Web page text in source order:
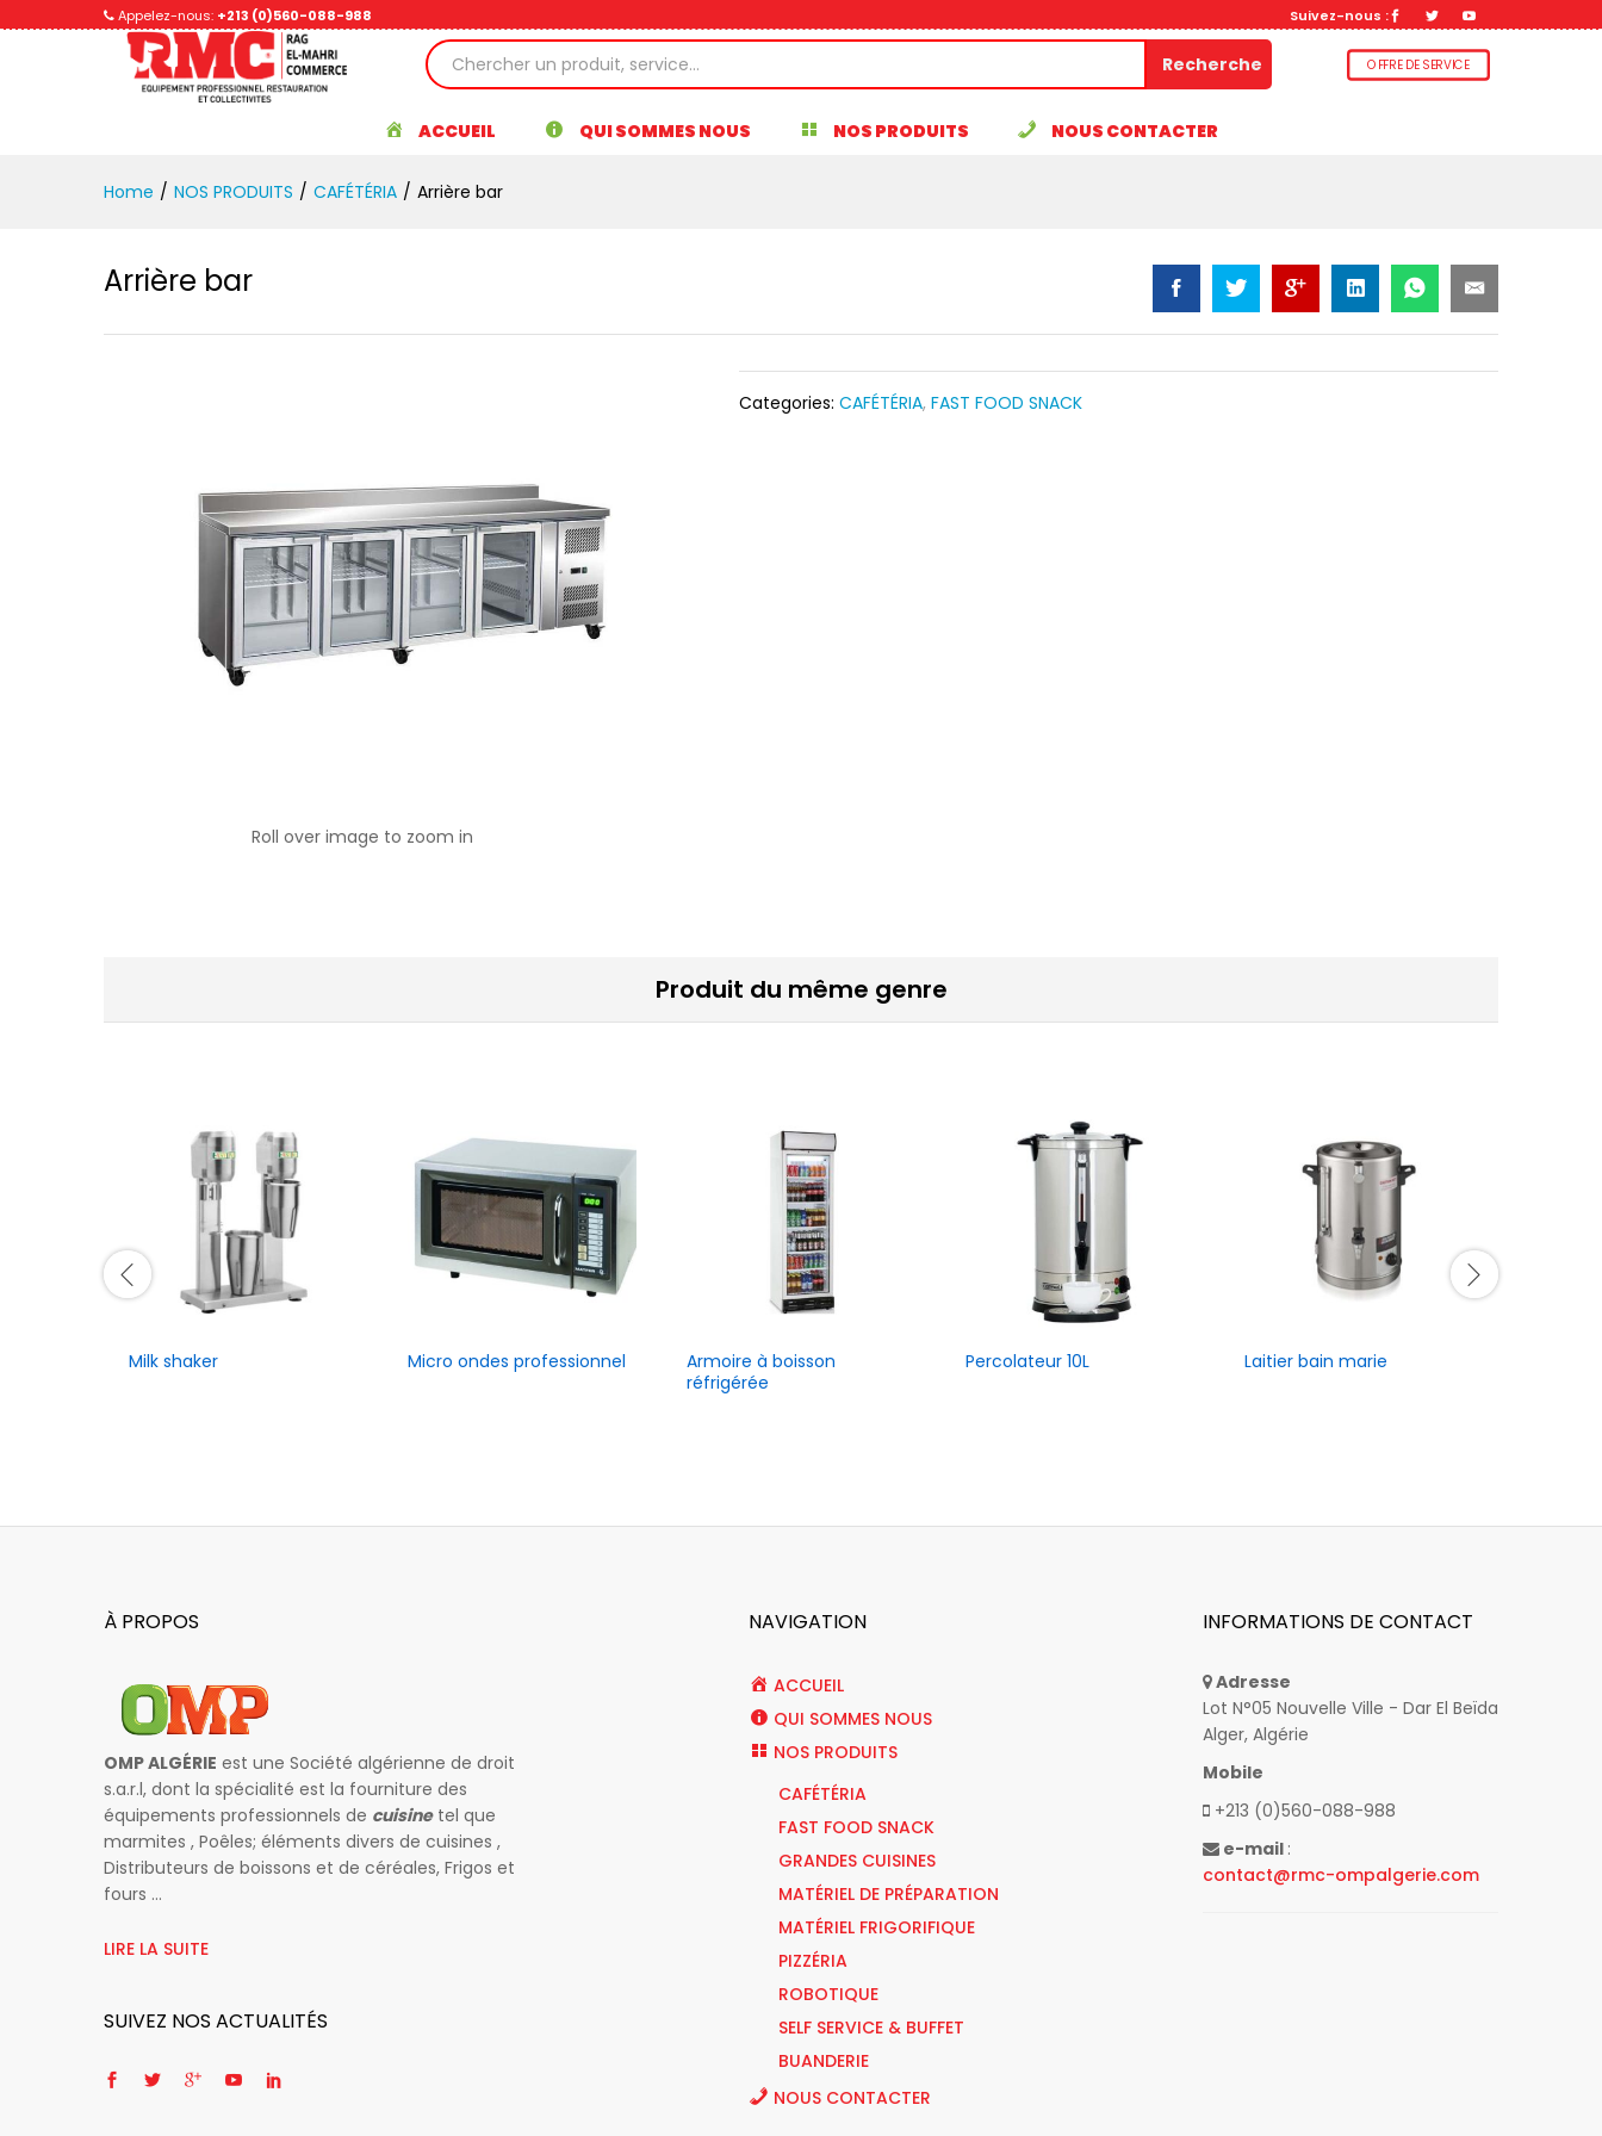
Appelez-nous: +213 (0)560-088-988 Suivez-nous :
Recherche OFFRE DE SERVICE
ACCUEIL QUI SOMMES NOUS NOS PRODUITS NOUS CONTACTER
Home / NOS PRODUITS / CAFÉTÉRIA / Arrière bar
Arrière bar
Roll over image to zoom in
Categories:CAFÉTÉRIA,FAST FOOD SNACK
Produit du même genre
Milk shaker Micro ondes professionnel
Armoire à boisson
réfrigérée
Percolateur 10L Laitier bain marie
À PROPOS
OMP ALGÉRIE est une Société algérienne de droit
s.a.r.l, dont la spécialité est la fourniture des
équipements professionnels de cuisine tel que
marmites , Poêles; éléments divers de cuisines ,
Distributeurs de boissons et de céréales, Frigos et
fours ...
LIRE LA SUITE
SUIVEZ NOS ACTUALITÉS
NAVIGATION
ACCUEIL
QUI SOMMES NOUS
NOS PRODUITS
CAFÉTÉRIA
FAST FOOD SNACK
GRANDES CUISINES
MATÉRIEL DE PRÉPARATION
MATÉRIEL FRIGORIFIQUE
PIZZÉRIA
ROBOTIQUE
SELF SERVICE & BUFFET
BUANDERIE
NOUS CONTACTER
INFORMATIONS DE CONTACT
Adresse
Lot N°05 Nouvelle Ville - Dar El Beïda
Alger, Algérie
Mobile
+213 (0)560-088-988
e-mail :
contact@rmc-ompalgerie.com
Avis (0)
Add to Cart